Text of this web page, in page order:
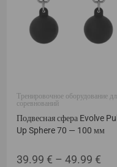
Тренировочное оборудование
соревнований
Подвесная сфера Evolve Pull
Up Sphere 70 — 100 мм
39.99 € – 49.99 €